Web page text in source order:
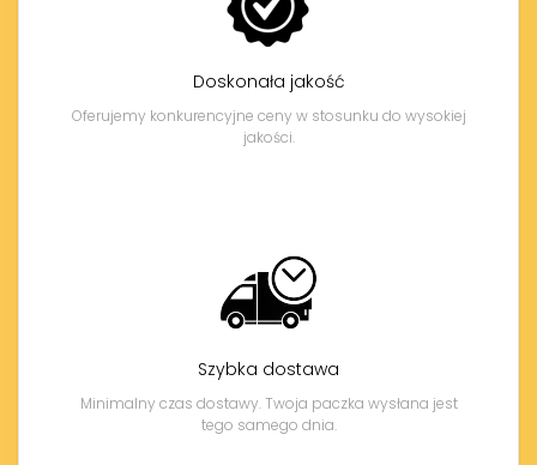
Doskonała jakość
Oferujemy konkurencyjne ceny w stosunku do wysokiej
jakości.
Szybka dostawa
Minimalny czas dostawy. Twoja paczka wysłana jest
tego samego dnia.